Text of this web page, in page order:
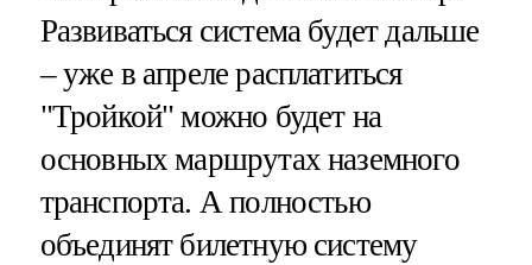
Развиваться система будет дальше
– уже в апреле расплатиться
"Тройкой" можно будет на
основных маршрутах наземного
транспорта. А полностью
объединят билетную систему